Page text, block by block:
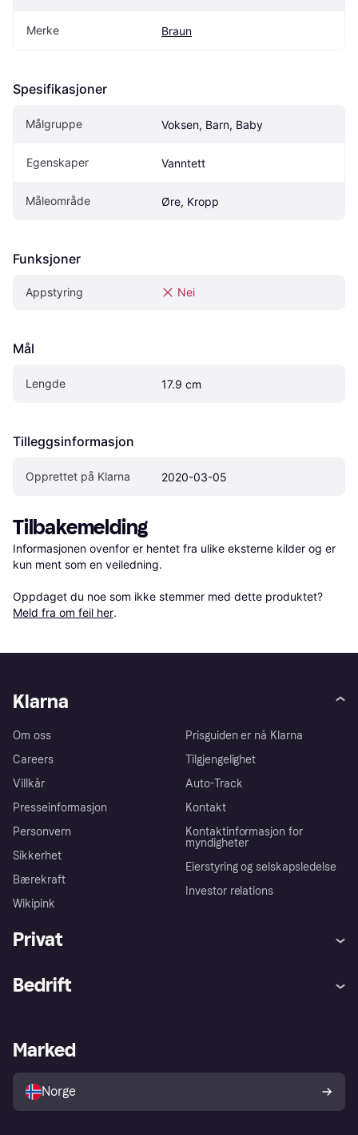
Merke Braun
Spesifikasjoner
Målgruppe Voksen, Barn, Baby
Egenskaper Vanntett
Måleområde Øre, Kropp
Funksjoner
Appstyring Nei
Mål
Lengde 17.9 cm
Tilleggsinformasjon
Opprettet på Klarna 2020-03-05
Tilbakemelding
Informasjonen ovenfor er hentet fra ulike eksterne kilder og er
kun ment som en veiledning.
Oppdaget du noe som ikke stemmer med dette produktet?
Meld fra om feil her.
Klarna
Om oss
Careers
Villkår
Presseinformasjon
Personvern
Sikkerhet
Bærekraft
Wikipink
Prisguiden er nå Klarna
Tilgjengelighet
Auto-Track
Kontakt
Kontaktinformasjon for
myndigheter
Eierstyring og selskapsledelse
Investor relations
Privat
Utforsk butikker
Bedrift
Merchant portal
Marked
Norge